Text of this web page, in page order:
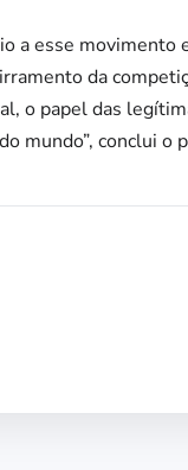
a esse movimento
da
o papel das
mundo”, conclui o